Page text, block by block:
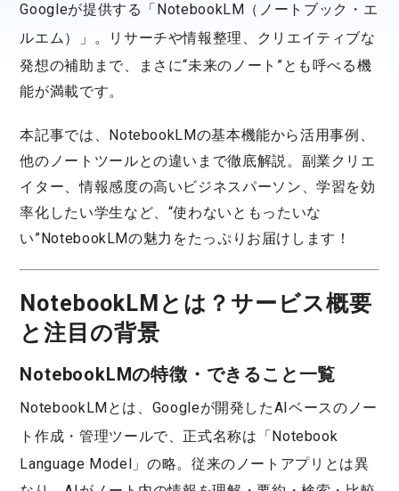
Googleが提供する 「NotebookLM（ノートブック・エ
ルエム）」 。リサーチや情報整理、クリエイティブな
発想の補助まで、まさに“未来のノート”とも呼べる機
能が満載です。
本記事では、NotebookLMの基本機能から活用事例、
他のノートツールとの違いまで徹底解説。副業クリエ
イター、情報感度の高いビジネスパーソン、学習を効
率化したい学生など、“使わないともったいな
い”NotebookLMの魅力をたっぷりお届けします！
NotebookLMとは？サービス概要
と注目の背景
NotebookLMの特徴・できること一覧
NotebookLMとは、Googleが開発したAIベースのノー
ト作成・管理ツールで、正式名称は「Notebook
Language Model」の略。従来のノートアプリとは異